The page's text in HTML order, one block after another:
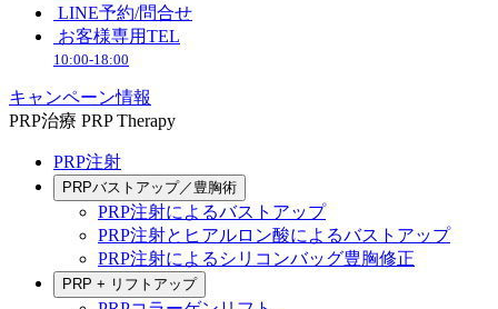
LINE予約/問合せ
お客様専用TEL
10:00-18:00
キャンペーン情報
PRP治療 PRP Therapy
PRP注射
PRPバストアップ／豊胸術
PRP注射によるバストアップ
PRP注射とヒアルロン酸によるバストアップ
PRP注射によるシリコンバッグ豊胸修正
PRP + リフトアップ